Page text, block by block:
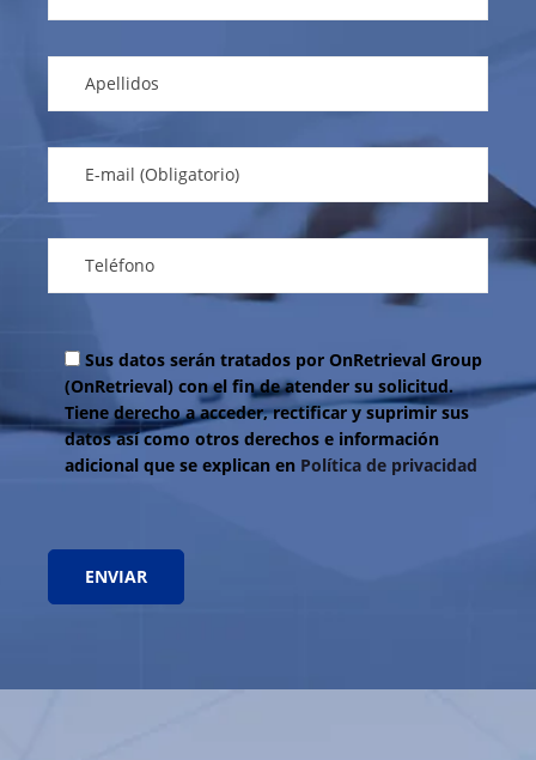
Sus datos serán tratados por OnRetrieval Group
(OnRetrieval) con el fin de atender su solicitud.
Tiene derecho a acceder, rectificar y suprimir sus
datos así como otros derechos e información
adicional que se explican en Política de privacidad